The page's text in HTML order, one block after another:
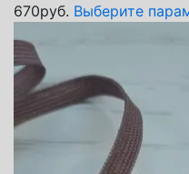
670руб. Выберите